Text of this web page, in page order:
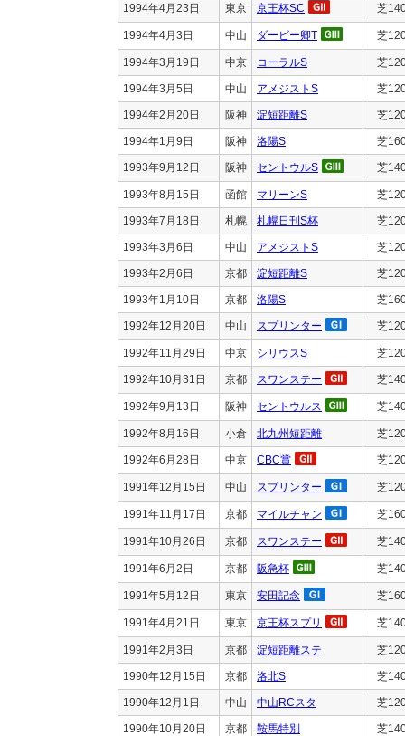
1994年4月23日 東京 京王杯SC 芝
1994年4月3日 中山 ダービー卿T 芝
1994年3月19日 中京 コーラルS 芝
1994年3月5日 中山 アメジストS 芝
1994年2月20日 阪神 淀短距離S 芝
1994年1月9日 阪神 洛陽S 芝
1993年9月12日 阪神 セントウルS 芝
1993年8月15日 函館 マリーンS 芝
1993年7月18日 札幌 札幌日刊S杯 芝
1993年3月6日 中山 アメジストS 芝
1993年2月6日 京都 淀短距離S 芝
1993年1月10日 京都 洛陽S 芝
1992年12月20日 中山 スプリンター 芝
1992年11月29日 中京 シリウスS 芝
1992年10月31日 京都 スワンステー 芝
1992年9月13日 阪神 セントウルス 芝
1992年8月16日 小倉 北九州短距離 芝
1992年6月28日 中京 CBC賞 芝
1991年12月15日 中山 スプリンター 芝
1991年11月17日 京都 マイルチャン 芝
1991年10月26日 京都 スワンステー 芝
1991年6月2日 京都 阪急杯 芝
1991年5月12日 東京 安田記念 芝
1991年4月21日 東京 京王杯スプリ 芝
1991年2月3日 京都 淀短距離ステ 芝
1990年12月15日 京都 洛北S 芝
1990年12月1日 中山 中山RCスタ 芝
1990年10月20日 京都 鞍馬特別 芝